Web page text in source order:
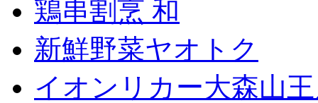
鶏串割烹 和
新鮮野菜ヤオトク
イオンリカー大森山